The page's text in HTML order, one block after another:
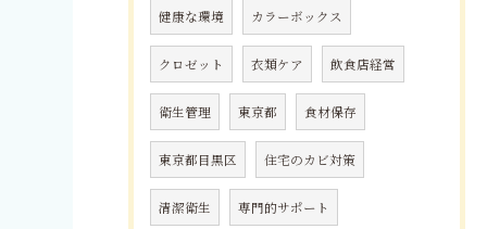
健康な環境 カラーボックス
クロゼット 衣類ケア 飲食店経営
衛生管理 東京都 食材保存
東京都目黒区 住宅のカビ対策
清潔衛生 専門的サポート